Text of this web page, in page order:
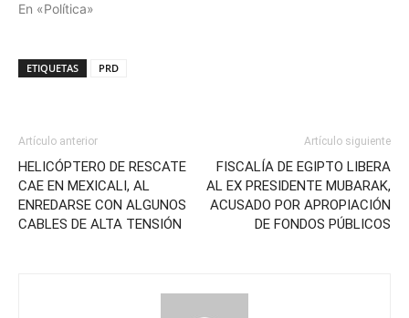
En «Política»
ETIQUETAS PRD
Artículo anterior
HELICÓPTERO DE RESCATE
CAE EN MEXICALI, AL
ENREDARSE CON ALGUNOS
CABLES DE ALTA TENSIÓN
Artículo siguiente
FISCALÍA DE EGIPTO LIBERA
AL EX PRESIDENTE MUBARAK,
ACUSADO POR APROPIACIÓN
DE FONDOS PÚBLICOS